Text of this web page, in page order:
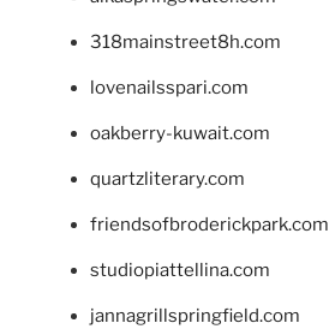
318mainstreet8h.com
lovenailsspari.com
oakberry-kuwait.com
quartzliterary.com
friendsofbroderickpark.com
studiopiattellina.com
jannagrillspringfield.com